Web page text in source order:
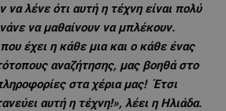
λένε ότι αυτή η τέχνη είναι πολύ
να μαθαίνουν να μπλέκουν.
έχει η κάθε μια και ο κάθε ένας
αναζήτησης, μας βοηθά στο
στα χέρια μας! Έτσι
αυτή η τέχνη!», λέει η Ηλιάδα.